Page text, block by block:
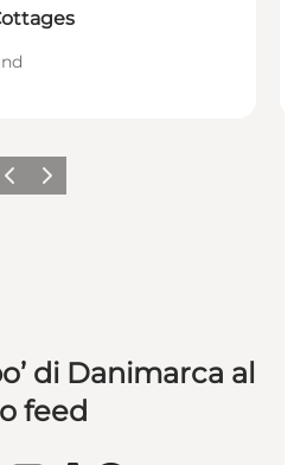
Precedente
Avanti
di Danimarca al
feed